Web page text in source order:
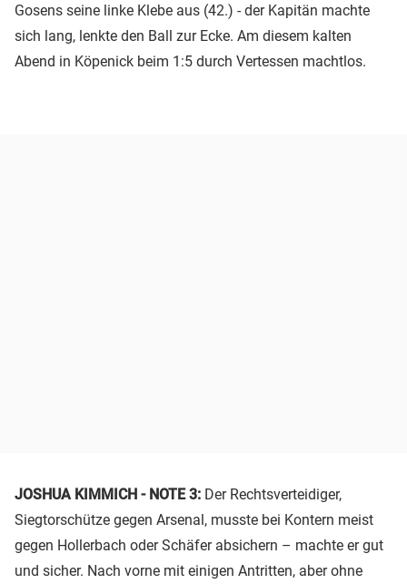
Gosens seine linke Klebe aus (42.) - der Kapitän machte
sich lang, lenkte den Ball zur Ecke. Am diesem kalten
Abend in Köpenick beim 1:5 durch Vertessen machtlos.
JOSHUA KIMMICH - NOTE 3: Der Rechtsverteidiger,
Siegtorschütze gegen Arsenal, musste bei Kontern meist
gegen Hollerbach oder Schäfer absichern – machte er gut
und sicher. Nach vorne mit einigen Antritten, aber ohne